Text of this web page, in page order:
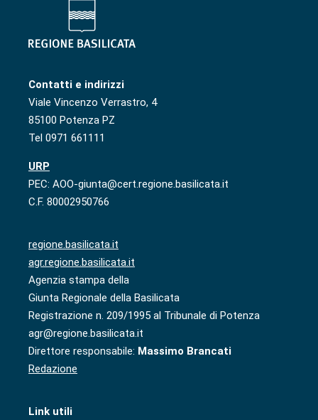
Contatti e indirizzi
Viale Vincenzo Verrastro, 4
85100 Potenza PZ
Tel 0971 661111
URP
PEC: AOO-giunta@cert.regione.basilicata.it
C.F. 80002950766
regione.basilicata.it
agr.regione.basilicata.it
Agenzia stampa della
Giunta Regionale della Basilicata
Registrazione n. 209/1995 al Tribunale di Potenza
agr@regione.basilicata.it
Direttore responsabile: Massimo Brancati
Redazione
Link utili